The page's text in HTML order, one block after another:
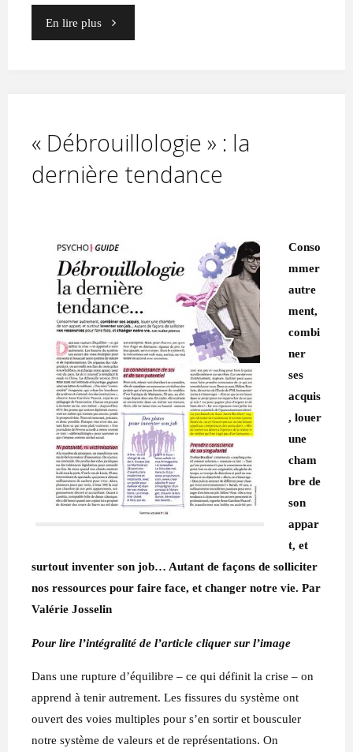
En lire plus"Avant
« Débrouillologie » : la
dernière tendance
Conso
mmer
autre
ment,
combi
ner
ses
acquis
, louer
une
cham
bre de
son
appar
t, et
surtout inventer son job… Autant de façons de solliciter
nos ressources pour faire face, et changer notre vie. Par
Valérie Josselin
Pour lire l’intégralité de l’article cliquer sur l’image
Dans une rupture d’équilibre – ce qui définit la crise – on
apprend à tenir autrement. Les fissures du système ont
ouvert des voies multiples pour s’en sortir et bousculer
notre système de valeurs et de représentations. On